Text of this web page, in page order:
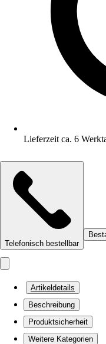
Lieferzeit ca. 6
Telefonisch bestellbar
Artikeldetails
Beschreibung
Produktsicherheit
Weitere Kategorien